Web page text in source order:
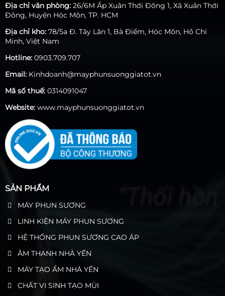
Địa chỉ văn phòng: 26/6M Ấp Xuân Thới Đông 1, Xã Xuân Thới
Đông, Huyện Hóc Môn, TP. HCM
Địa chỉ kho: 78/5a Đ. Tây Lân 1, Bà Điểm, Hóc Môn, Hồ Chí
Minh, Việt Nam
Hotline: 0903.709.707
Email: Kinhdoanh@mayphunsuonggiatot.vn
Mã số thuế: 0314091047
Website: www.mayphunsuonggiatot.vn
SẢN PHẨM
MÁY PHUN SƯƠNG
LINH KIỆN MÁY PHUN SƯƠNG
HỆ THỐNG PHUN SƯƠNG CAO ÁP
ÂM THANH NHÀ YẾN
MÁY TẠO ẨM NHÀ YẾN
CHẤT VI SINH TẠO MÙI